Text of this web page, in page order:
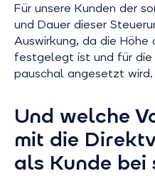
Für unsere Kunden der
und Dauer dieser
Auswirkung, da die Höhe
festgelegt ist und für
pauschal angesetzt wird.
Und welche
mit die
als Kunde bei